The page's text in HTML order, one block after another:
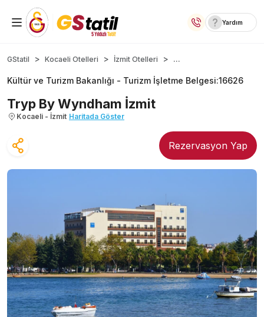
Yurt İçi Oteller
Temalı Oteller
Kıbrıs Otelleri
Lansmana Özel Oteller
Yurt Dışı Turlar
Yardım
GStatil Kocaeli Otelleri İzmit Otelleri ...
Kültür ve Turizm Bakanlığı - Turizm İşletme Belgesi:16626
Tryp By Wyndham İzmit
Kocaeli - İzmit Haritada Göster
Rezervasyon Yap